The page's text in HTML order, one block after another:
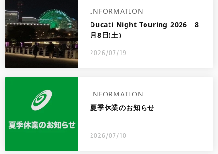
INFORMATION
Ducati Night Touring 2026 8
月8日(土)
2026/07/19
INFORMATION
夏季休業のお知らせ
2026/07/10